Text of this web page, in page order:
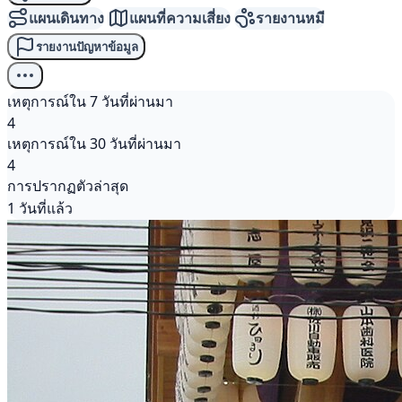
แผนเดินทาง แผนที่ความเสี่ยง รายงานหมี
รายงานปัญหาข้อมูล
เหตุการณ์ใน 7 วันที่ผ่านมา
4
เหตุการณ์ใน 30 วันที่ผ่านมา
4
การปรากฏตัวล่าสุด
1 วันที่แล้ว